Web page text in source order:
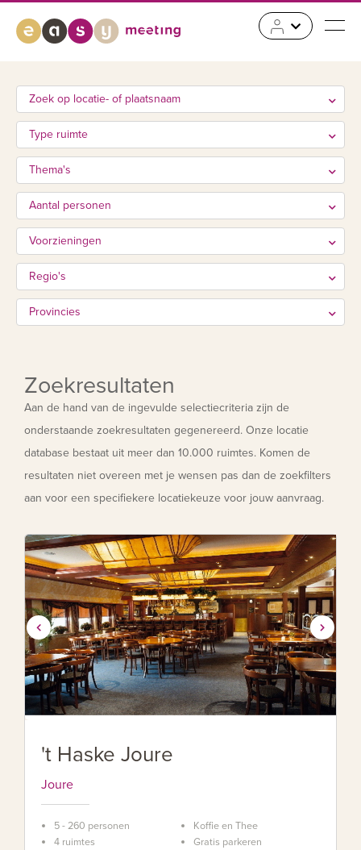
Zoek op locatie- of plaatsnaam
Type ruimte
Thema's
Aantal personen
Voorzieningen
Regio's
Provincies
Zoekresultaten
Aan de hand van de ingevulde selectiecriteria zijn de
onderstaande zoekresultaten gegenereerd. Onze locatie
database bestaat uit meer dan 10.000 ruimtes. Komen de
resultaten niet overeen met je wensen pas dan de zoekfilters
aan voor een specifiekere locatiekeuze voor jouw aanvraag.
't Haske Joure
Joure
5 - 260 personen
4 ruimtes
Koffie en Thee
Gratis parkeren